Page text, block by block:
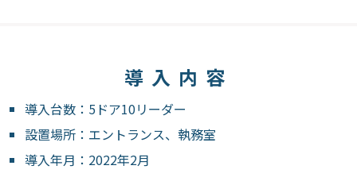
導入内容
導入台数：5ドア10リーダー
設置場所：エントランス、執務室
導入年月：2022年2月